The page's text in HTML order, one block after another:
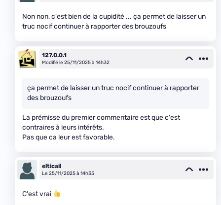
Non non, c'est bien de la cupidité ... ça permet de laisser un
truc nocif continuer à rapporter des brouzoufs
127.0.0.1
Modifié le 25/11/2025 à 14h32
ça permet de laisser un truc nocif continuer à rapporter
des brouzoufs
La prémisse du premier commentaire est que c'est
contraires à leurs intérêts.
Pas que ca leur est favorable.
elticail
Le 25/11/2025 à 14h35
C'est vrai